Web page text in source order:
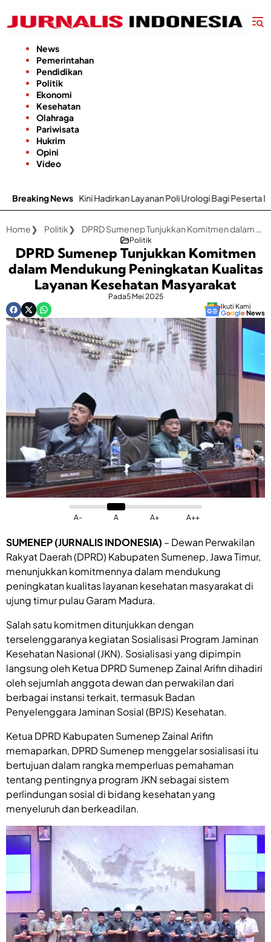
konten
News
Pemerintahan
Pendidikan
Politik
Ekonomi
Kesehatan
Olahraga
Pariwisata
Hukrim
Opini
Video
Breaking News
Layanan Poli Urologi Bagi Peserta BPJS Kesehatan
Home Politik DPRD Sumenep Tunjukkan Komitmen dalam Mendukung Peningkatan Kualitas Layanan Kesehatan Masyarakat
Politik
DPRD Sumenep Tunjukkan Komitmen
dalam Mendukung Peningkatan Kualitas
Layanan Kesehatan Masyarakat
Pada5 Mei 2025
Ikuti Kami
GoogleNews
A- A A+ A++
SUMENEP (JURNALIS INDONESIA) – Dewan Perwakilan
Rakyat Daerah (DPRD) Kabupaten Sumenep, Jawa Timur,
menunjukkan komitmennya dalam mendukung
peningkatan kualitas layanan kesehatan masyarakat di
ujung timur pulau Garam Madura.
Salah satu komitmen ditunjukkan dengan
terselenggaranya kegiatan Sosialisasi Program Jaminan
Kesehatan Nasional (JKN). Sosialisasi yang dipimpin
langsung oleh Ketua DPRD Sumenep Zainal Arifin dihadiri
oleh sejumlah anggota dewan dan perwakilan dari
berbagai instansi terkait, termasuk Badan
Penyelenggara Jaminan Sosial (BPJS) Kesehatan.
Ketua DPRD Kabupaten Sumenep Zainal Arifin
memaparkan, DPRD Sumenep menggelar sosialisasi itu
bertujuan dalam rangka memperluas pemahaman
tentang pentingnya program JKN sebagai sistem
perlindungan sosial di bidang kesehatan yang
menyeluruh dan berkeadilan.